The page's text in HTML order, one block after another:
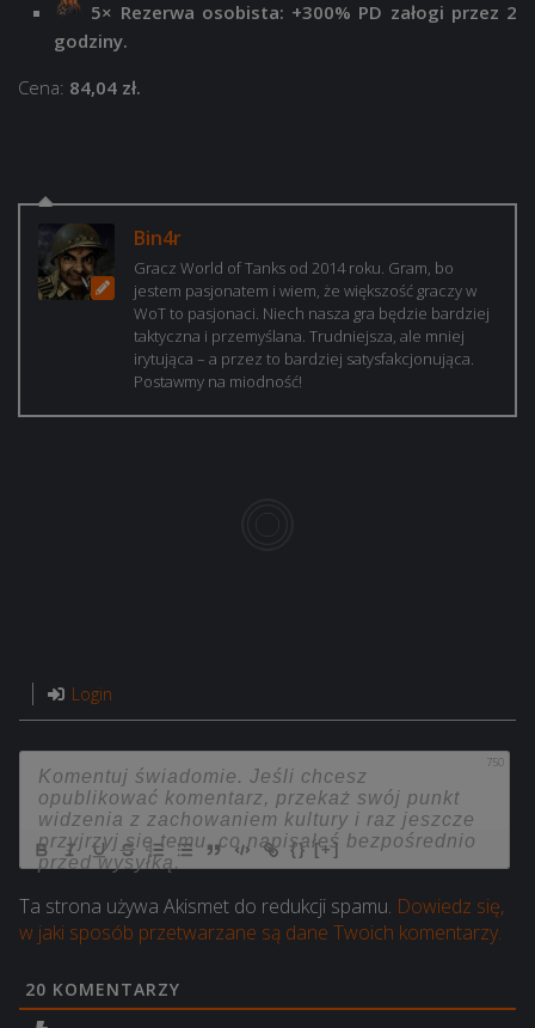
5× Rezerwa osobista: +300% PD załogi przez 2
godziny.
Cena: 84,04 zł.
Bin4r
Gracz World of Tanks od 2014 roku. Gram, bo
jestem pasjonatem i wiem, że większość graczy w
WoT to pasjonaci. Niech nasza gra będzie bardziej
taktyczna i przemyślana. Trudniejsza, ale mniej
irytująca – a przez to bardziej satysfakcjonująca.
Postawmy na miodność!
Login
750
{} [+]
Ta strona używa Akismet do redukcji spamu. Dowiedz się,
w jaki sposób przetwarzane są dane Twoich komentarzy.
20 KOMENTARZY